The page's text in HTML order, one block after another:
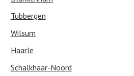
Tubbergen
Wilsum
Haarle
Schalkhaar-Noord